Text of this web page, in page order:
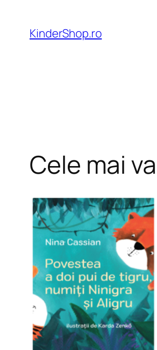
content
KinderShop.ro
Cele mai